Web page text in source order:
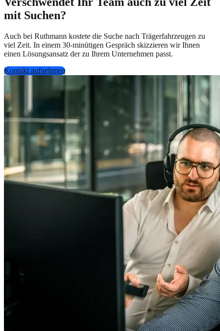
mit Suchen?
Auch bei Ruthmann kostete die Suche nach Trägerfahrzeugen zu
viel Zeit. In einem 30-minütigen Gespräch skizzieren wir Ihnen
einen Lösungsansatz der zu Ihrem Unternehmen passt.
Kontakt aufnehmen